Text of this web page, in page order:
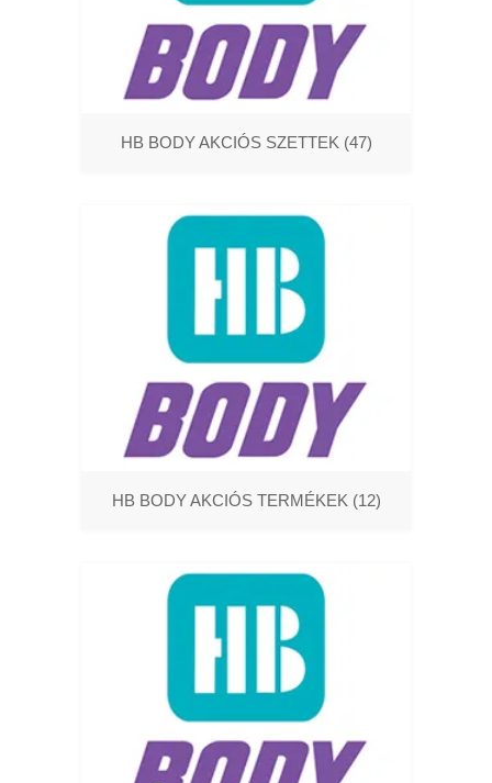
HB BODY AKCIÓS SZETTEK (47)
HB BODY AKCIÓS TERMÉKEK (12)